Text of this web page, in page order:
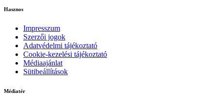
Hasznos
Impresszum
Szerzői jogok
Adatvédelmi tájékoztató
Cookie-kezelési tájékoztató
Médiaajánlat
Sütibeállítások
Médiatér